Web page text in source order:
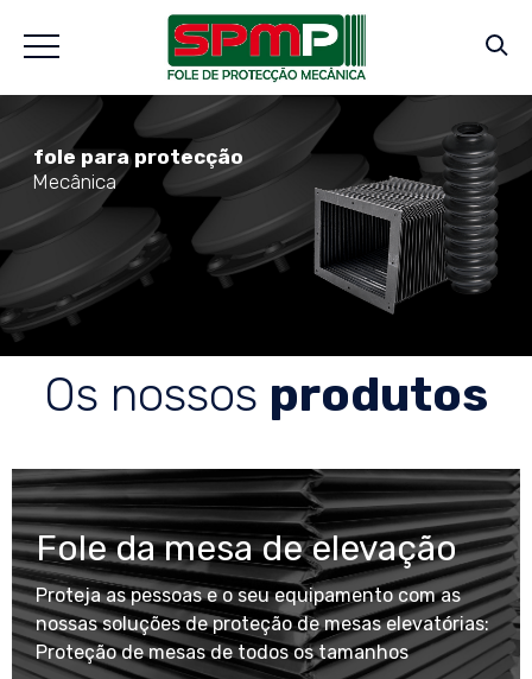
Mecânica
fole para protecção
Os nossos produtos
Fole da mesa de elevação
Proteja as pessoas e o seu equipamento com as
nossas soluções de proteção de mesas elevatórias:
Proteção de mesas de todos os tamanhos